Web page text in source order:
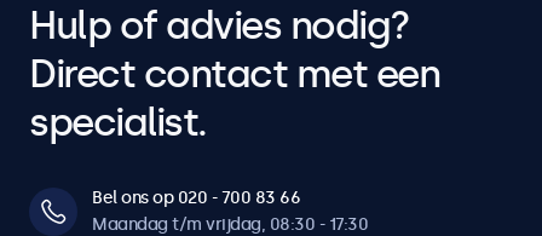
Hulp of advies nodig?
Direct contact met een
specialist.
Bel ons op 020 - 700 83 66
Maandag t/m vrijdag, 08:30 - 17:30